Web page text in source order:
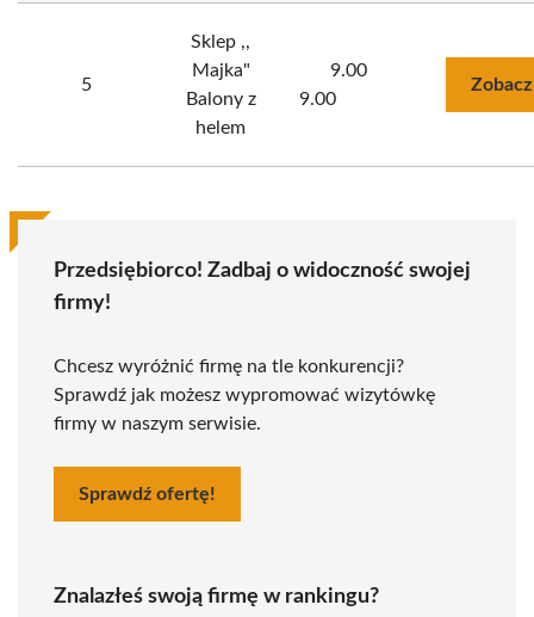
5
Sklep ,,
Majka"
Balony z
helem
9.00
9.00
Przedsiębiorco! Zadbaj o widoczność swojej
firmy!
Chcesz wyróżnić firmę na tle konkurencji?
Sprawdź jak możesz wypromować wizytówkę
firmy w naszym serwisie.
Sprawdź ofertę!
Znalazłeś swoją firmę w rankingu?